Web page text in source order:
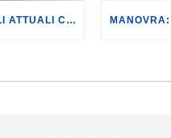
AUTO ELETTRICHE: CON GLI ATTUALI COSTI DI RICARICA, LA CONVENIENZA È SOLO PER POCHI.